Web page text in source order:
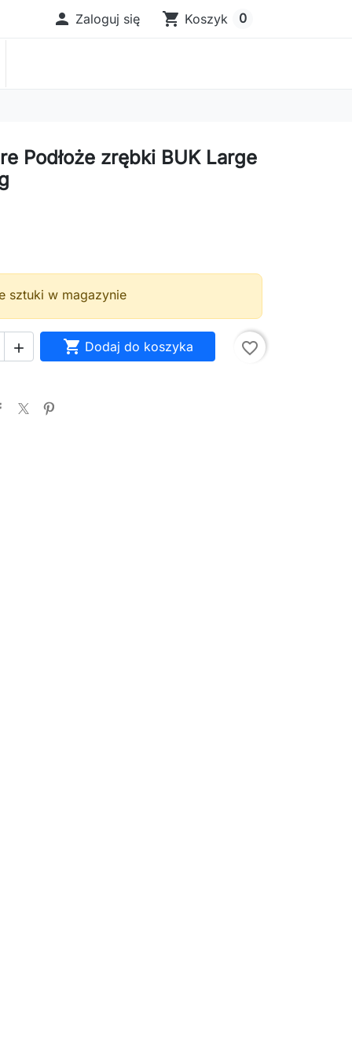
 Zaloguj się shopping_cart Koszyk 0
Podłoże zrębki BUK Large
sztuki w magazynie
  Dodaj do koszyka favorite_border